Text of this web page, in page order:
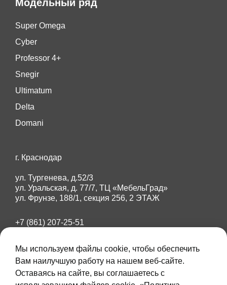
Модельный ряд
Super Omega
Cyber
Professor 4+
Snegir
Ultimatum
Delta
Domani
г. Краснодар
ул. Тургенева, д.52/3
ул. Уральская, д. 77/7, ТЦ «МебельГрад»
ул. Фрунзе, 188/1, секция 256, 2 ЭТАЖ
+7 (861) 207-25-51
amberdoors23@mail.ru
Max Telegram
Мы используем файлы cookie, чтобы обеспечить
Вам наилучшую работу на нашем веб-сайте.
Оставаясь на сайте, вы соглашаетесь с